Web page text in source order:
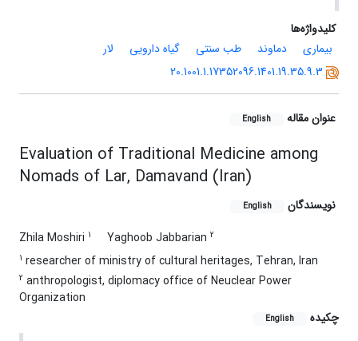
کلیدواژه‌ها
بیماری
دماوند طب سنتی گیاه دارویی
لار
20.1001.1.17352096.1401.19.35.9.3
عنوان مقاله English
Evaluation of Traditional Medicine among
Nomads of Lar, Damavand (Iran)
نویسندگان English
Zhila Moshiri 1 Yaghoob Jabbarian 2
1 researcher of ministry of cultural heritages, Tehran, Iran
2 anthropologist, diplomacy office of Neuclear Power
Organization
چکیده
English